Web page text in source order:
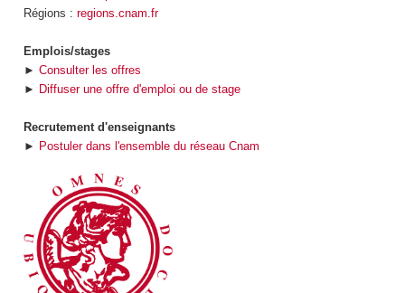
Régions : regions.cnam.fr
Emplois/stages
► Consulter les offres
► Diffuser une offre d'emploi ou de stage
Recrutement d'enseignants
► Postuler dans l'ensemble du réseau Cnam